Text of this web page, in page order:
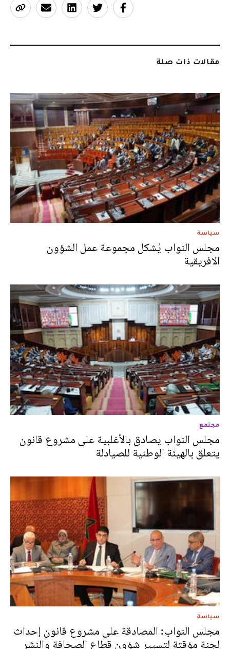
مقالات ذات صلة
سياسة
مجلس النواب يُشكل مجموعة عمل الشؤون
الافريقية
مجتمع
مجلس النواب يصادق بالأغلبية على مشروع قانون
يتعلق بالهيئة الوطنية للصيادلة
سياسة
مجلس النواب: المصادقة على مشروع قانون إحداث
لجنة مؤقتة لتسيير شؤون قطاع الصحافة والنشر